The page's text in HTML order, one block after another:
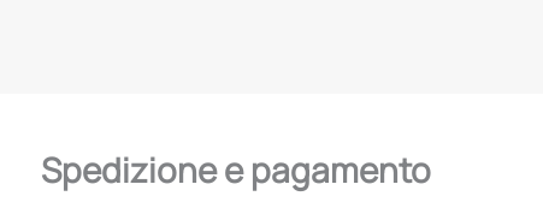
Spedizione e pagamento